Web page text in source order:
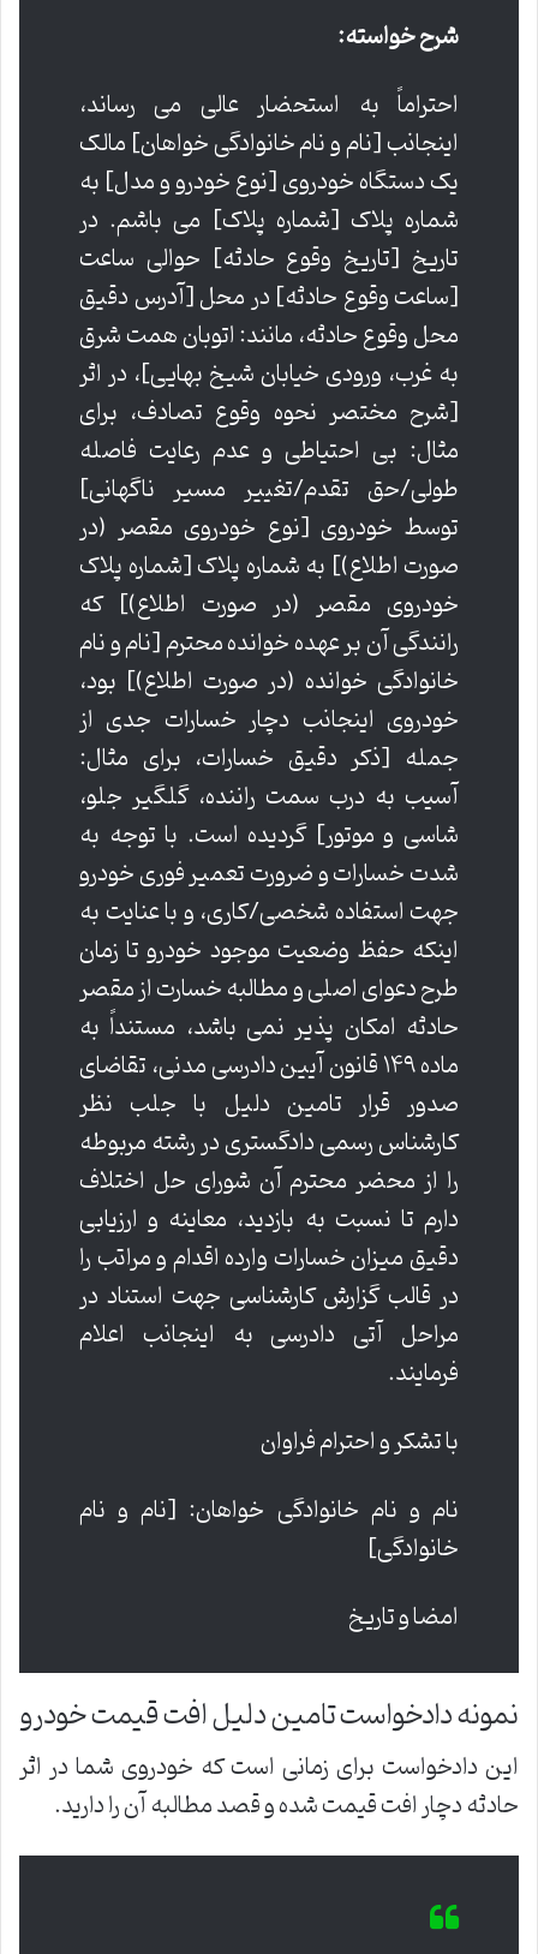
شرح خواسته:
احتراماً به استحضار عالی می رساند،
اینجانب [نام و نام خانوادگی خواهان] مالک
یک دستگاه خودروی [نوع خودرو و مدل] به
شماره پلاک [شماره پلاک] می باشم. در
تاریخ [تاریخ وقوع حادثه] حوالی ساعت
[ساعت وقوع حادثه] در محل [آدرس دقیق
محل وقوع حادثه، مانند: اتوبان همت شرق
به غرب، ورودی خیابان شیخ بهایی]، در اثر
[شرح مختصر نحوه وقوع تصادف، برای
مثال: بی احتیاطی و عدم رعایت فاصله
طولی/حق تقدم/تغییر مسیر ناگهانی]
توسط خودروی [نوع خودروی مقصر (در
صورت اطلاع)] به شماره پلاک [شماره پلاک
خودروی مقصر (در صورت اطلاع)] که
رانندگی آن بر عهده خوانده محترم [نام و نام
خانوادگی خوانده (در صورت اطلاع)] بود،
خودروی اینجانب دچار خسارات جدی از
جمله [ذکر دقیق خسارات، برای مثال:
آسیب به درب سمت راننده، گلگیر جلو،
شاسی و موتور] گردیده است. با توجه به
شدت خسارات و ضرورت تعمیر فوری خودرو
جهت استفاده شخصی/کاری، و با عنایت به
اینکه حفظ وضعیت موجود خودرو تا زمان
طرح دعوای اصلی و مطالبه خسارت از مقصر
حادثه امکان پذیر نمی باشد، مستنداً به
ماده ۱۴۹ قانون آیین دادرسی مدنی، تقاضای
صدور قرار تامین دلیل با جلب نظر
کارشناس رسمی دادگستری در رشته مربوطه
را از محضر محترم آن شورای حل اختلاف
دارم تا نسبت به بازدید، معاینه و ارزیابی
دقیق میزان خسارات وارده اقدام و مراتب را
در قالب گزارش کارشناسی جهت استناد در
مراحل آتی دادرسی به اینجانب اعلام
فرمایند.
با تشکر و احترام فراوان
نام و نام خانوادگی خواهان: [نام و نام
خانوادگی]
امضا و تاریخ
نمونه دادخواست تامین دلیل افت قیمت خودرو
این دادخواست برای زمانی است که خودروی شما در اثر
حادثه دچار افت قیمت شده و قصد مطالبه آن را دارید.